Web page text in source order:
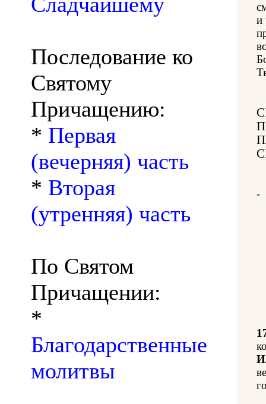
Последование ко
Святому
Причащению:
* Первая
(вечерняя) часть
* Вторая
(утренняя) часть
По Святом
Причащении:
*
Благодарственные
молитвы
и
-